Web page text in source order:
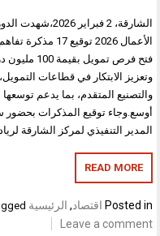
الشارقة، 2
الأعمال 2026
فتح فرص
وتعزيز الابتكار في قطاعات
والتصنيع المتقدم، بما يدعم
أوسع.وجاء توقيع المذكرات بحضور
المدير التنفيذي لمركز الشارقة
READ MORE
Posted in اقتصاد, الرئيسية
Leave a comment